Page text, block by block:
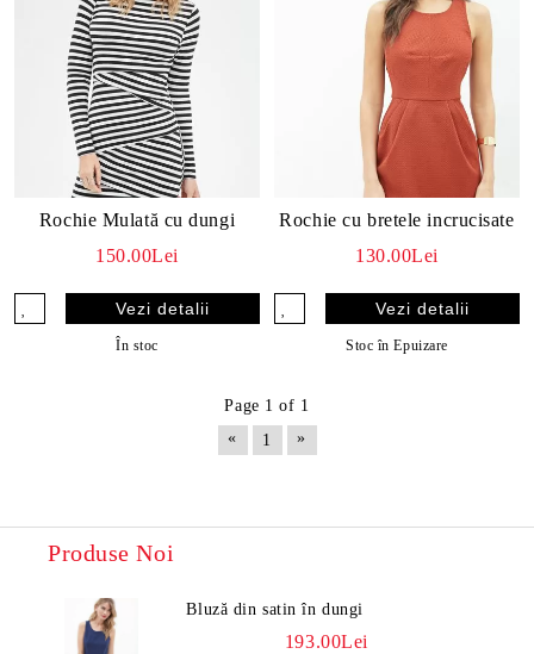
Rochie Mulată cu dungi
150.00Lei
Vezi detalii
În stoc
Rochie cu bretele incrucisate
130.00Lei
Vezi detalii
Stoc în Epuizare
Page 1 of 1
«
1 »
Produse Noi
Bluză din satin în dungi
193.00Lei